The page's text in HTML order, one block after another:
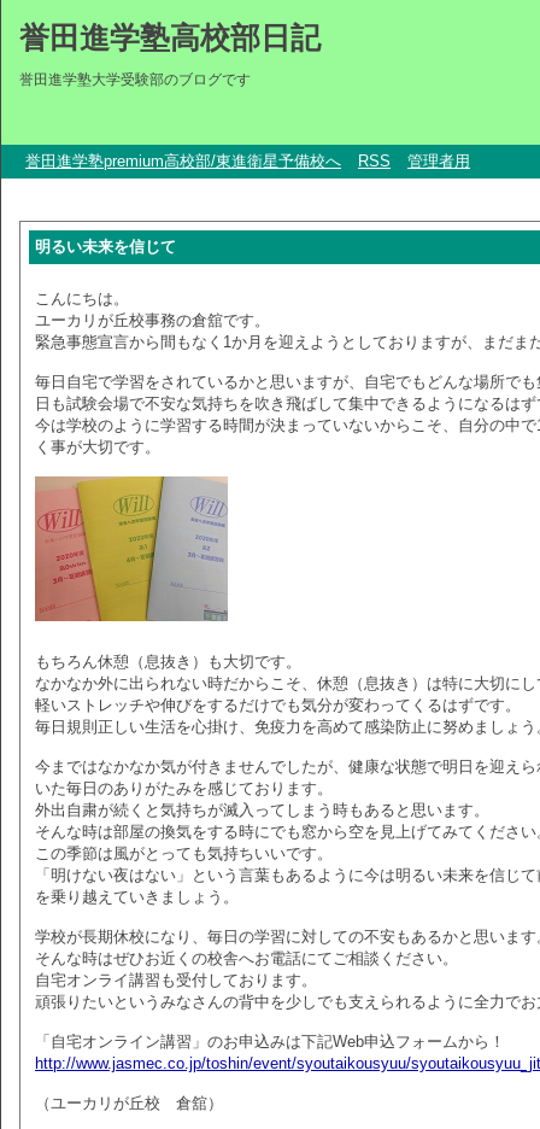
誉田進学塾高校部日記
誉田進学塾大学受験部のブログです
誉田進学塾premium高校部/東進衛星予備校へ RSS 管理者用
明るい未来を信じて
こんにちは。
ユーカリが丘校事務の倉舘です。
緊急事態宣言から間もなく1か月を迎えようとしておりますが、まだま
毎日自宅で学習をされているかと思いますが、自宅でもどんな場所で
日も試験会場で不安な気持ちを吹き飛ばして集中できるようになるは
今は学校のように学習する時間が決まっていないからこそ、自分の中
く事が大切です。
もちろん休憩（息抜き）も大切です。
なかなか外に出られない時だからこそ、休憩（息抜き）は特に大切に
軽いストレッチや伸びをするだけでも気分が変わってくるはずです。
毎日規則正しい生活を心掛け、免疫力を高めて感染防止に努めましょう
今まではなかなか気が付きませんでしたが、健康な状態で明日を迎え
いた毎日のありがたみを感じております。
外出自粛が続くと気持ちが滅入ってしまう時もあると思います。
そんな時は部屋の換気をする時にでも窓から空を見上げてみてください
この季節は風がとっても気持ちいいです。
「明けない夜はない」という言葉もあるように今は明るい未来を信じ
を乗り越えていきましょう。
学校が長期休校になり、毎日の学習に対しての不安もあるかと思います
そんな時はぜひお近くの校舎へお電話にてご相談ください。
自宅オンライ講習も受付しております。
頑張りたいというみなさんの背中を少しでも支えられるように全力で
「自宅オンライン講習」のお申込みは下記Web申込フォームから！
http://www.jasmec.co.jp/toshin/event/syoutaikousyuu/
（ユーカリが丘校 倉舘）